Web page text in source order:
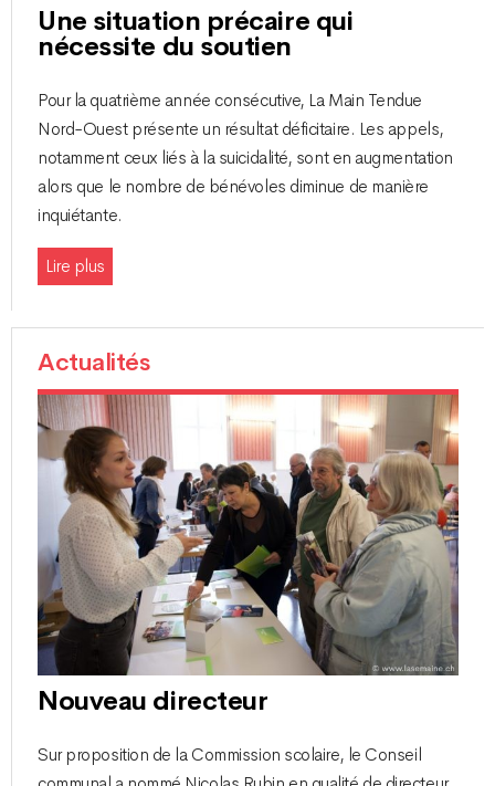
Une situation précaire qui
nécessite du soutien
Pour la quatrième année consécutive, La Main Tendue
Nord-Ouest présente un résultat déficitaire. Les appels,
notamment ceux liés à la suicidalité, sont en augmentation
alors que le nombre de bénévoles diminue de manière
inquiétante.
Lire plus
Actualités
Nouveau directeur
Sur proposition de la Commission scolaire, le Conseil